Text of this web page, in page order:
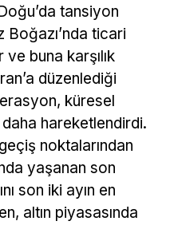
tansiyon
ticari
buna karşılık
düzenlediği
küresel
daha hareketlendirdi.
noktalarından
yaşanan son
son iki ayın en
altın piyasasında